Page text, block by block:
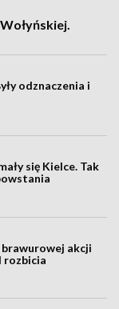
odznaczenia i
się Kielce. Tak
akcji
rozbicia